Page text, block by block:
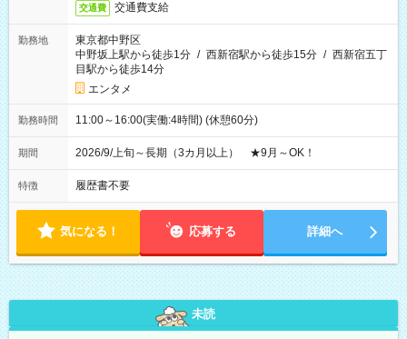
交通費 交通費支給
勤務地
東京都中野区
中野坂上駅から徒歩1分 / 西新宿駅から徒歩15分 / 西新宿五丁
目駅から徒歩14分
エンタメ
勤務時間 11:00～16:00(実働:4時間) (休憩60分)
期間 2026/9/上旬～長期（3カ月以上） ★9月～OK！
特徴 履歴書不要
気になる！ 応募する 詳細へ
未読